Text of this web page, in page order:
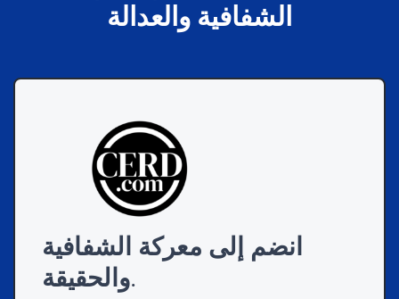
الشفافية والعدالة
انضم إلى معركة الشفافية
والحقيقة.